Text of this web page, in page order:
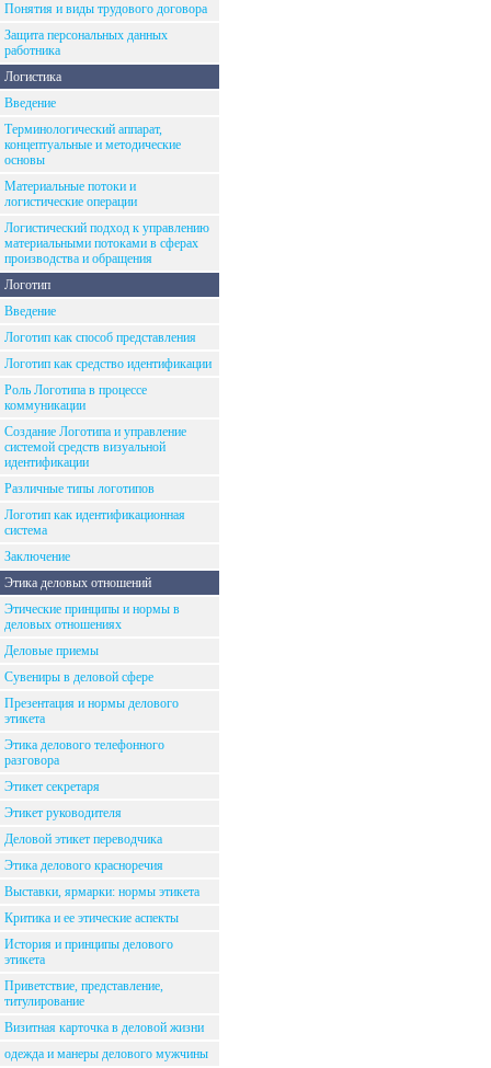
Понятия и виды трудового договора
Защита персональных данных
работника
Логистика
Введение
Терминологический аппарат,
концептуальные и методические
основы
Материальные потоки и
логистические операции
Логистический подход к управлению
материальными потоками в сферах
производства и обращения
Логотип
Введение
Логотип как способ представления
Логотип как средство идентификации
Роль Логотипа в процессе
коммуникации
Создание Логотипа и управление
системой средств визуальной
идентификации
Различные типы логотипов
Логотип как идентификационная
система
Заключение
Этика деловых отношений
Этические принципы и нормы в
деловых отношениях
Деловые приемы
Сувениры в деловой сфере
Презентация и нормы делового
этикета
Этика делового телефонного
разговора
Этикет секретаря
Этикет руководителя
Деловой этикет переводчика
Этика делового красноречия
Выставки, ярмарки: нормы этикета
Критика и ее этические аспекты
История и принципы делового
этикета
Приветствие, представление,
титулирование
Визитная карточка в деловой жизни
одежда и манеры делового мужчины